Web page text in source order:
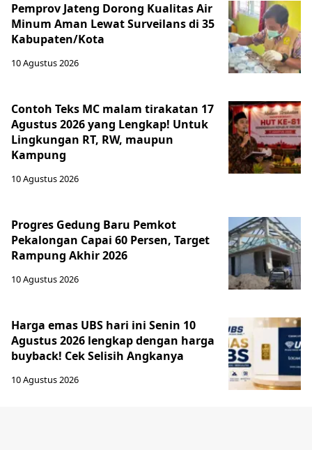
Pemprov Jateng Dorong Kualitas Air
Minum Aman Lewat Surveilans di 35
Kabupaten/Kota
10 Agustus 2026
Contoh Teks MC malam tirakatan 17
Agustus 2026 yang Lengkap! Untuk
Lingkungan RT, RW, maupun
Kampung
10 Agustus 2026
Progres Gedung Baru Pemkot
Pekalongan Capai 60 Persen, Target
Rampung Akhir 2026
10 Agustus 2026
Harga emas UBS hari ini Senin 10
Agustus 2026 lengkap dengan harga
buyback! Cek Selisih Angkanya
10 Agustus 2026